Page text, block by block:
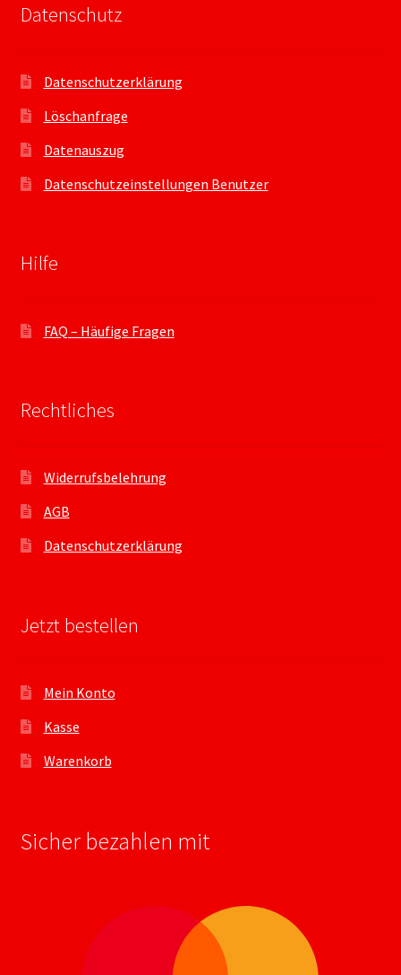
Datenschutz
Datenschutzerklärung
Löschanfrage
Datenauszug
Datenschutzeinstellungen Benutzer
Hilfe
FAQ – Häufige Fragen
Rechtliches
Widerrufsbelehrung
AGB
Datenschutzerklärung
Jetzt bestellen
Mein Konto
Kasse
Warenkorb
Sicher bezahlen mit